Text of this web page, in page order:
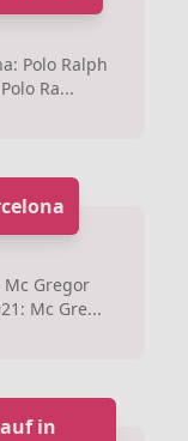
Polo Ralph
Ra...
Gregor
Mc Gre...
in